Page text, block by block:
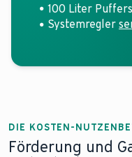
100 Liter
Systemregler
DIE KOSTEN-
Förderung und